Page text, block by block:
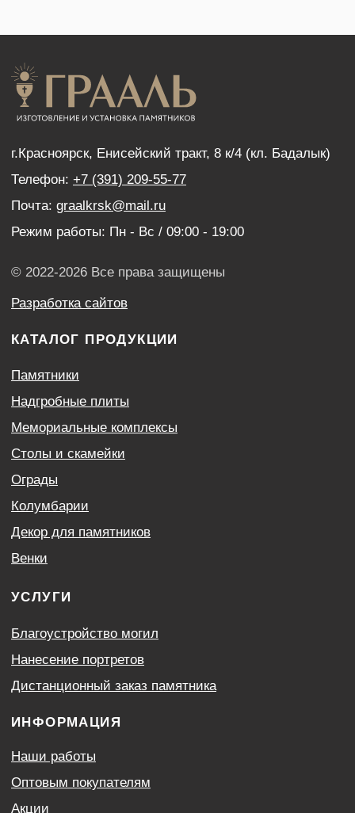
Благоустройство могил
Нанесение портретов
Дистанционный заказ памятника
Наши работы
Оптовым покупателям
Акции
Политика конфиденциальности
данных